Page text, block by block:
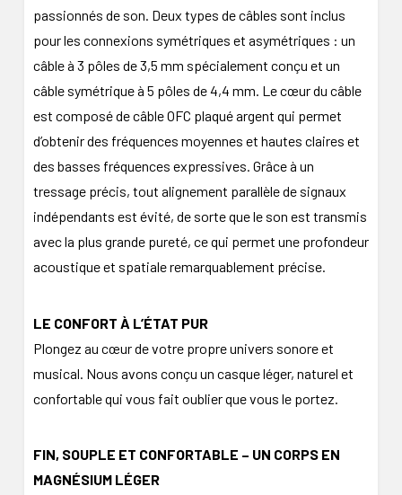
passionnés de son. Deux types de câbles sont inclus
pour les connexions symétriques et asymétriques : un
câble à 3 pôles de 3,5 mm spécialement conçu et un
câble symétrique à 5 pôles de 4,4 mm. Le cœur du câble
est composé de câble OFC plaqué argent qui permet
d’obtenir des fréquences moyennes et hautes claires et
des basses fréquences expressives. Grâce à un
tressage précis, tout alignement parallèle de signaux
indépendants est évité, de sorte que le son est transmis
avec la plus grande pureté, ce qui permet une profondeur
acoustique et spatiale remarquablement précise.
LE CONFORT À L’ÉTAT PUR
Plongez au cœur de votre propre univers sonore et
musical. Nous avons conçu un casque léger, naturel et
confortable qui vous fait oublier que vous le portez.
FIN, SOUPLE ET CONFORTABLE – UN CORPS EN
MAGNÉSIUM LÉGER